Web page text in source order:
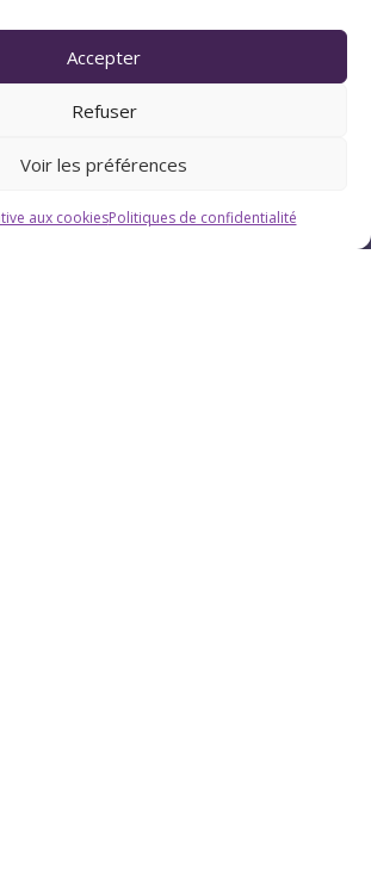
Accepter
Refuser
Voir les préférences
aux cookiesPolitiques de confidentialité